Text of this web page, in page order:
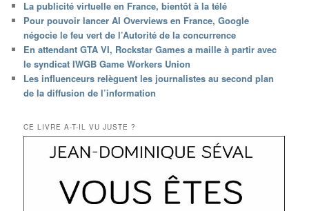
La publicité virtuelle en France, bientôt à la télé
Pour pouvoir lancer AI Overviews en France, Google
négocie le feu vert de l’Autorité de la concurrence
En attendant GTA VI, Rockstar Games a maille à partir avec
le syndicat IWGB Game Workers Union
Les influenceurs relèguent les journalistes au second plan
de la diffusion de l’information
CE LIVRE A-T-IL VU JUSTE ?